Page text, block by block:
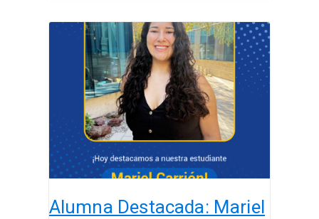
Alumna Destacada: Mariel
Alumna
Destacada:
Carrión.